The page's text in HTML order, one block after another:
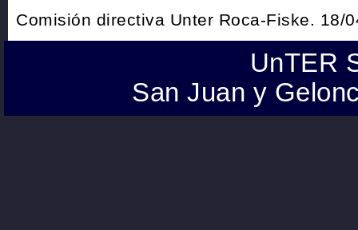
Comisión directiva Unter Roca-Fiske. 18/
UnTER
San Juan y